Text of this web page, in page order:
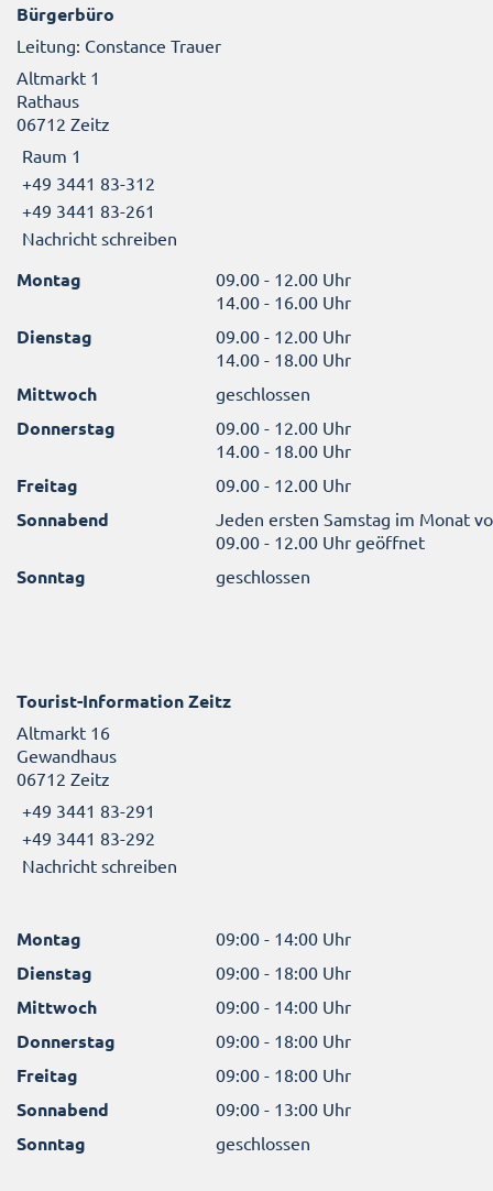
Bürgerbüro
Leitung: Constance Trauer
Altmarkt 1
Rathaus
06712 Zeitz
Raum 1
+49 3441 83-312
+49 3441 83-261
Nachricht schreiben
Montag
09.00 - 12.00 Uhr
14.00 - 16.00 Uhr
Dienstag
09.00 - 12.00 Uhr
14.00 - 18.00 Uhr
Mittwoch geschlossen
Donnerstag
09.00 - 12.00 Uhr
14.00 - 18.00 Uhr
Freitag 09.00 - 12.00 Uhr
Sonnabend
Jeden ersten Samstag im Monat
09.00 - 12.00 Uhr geöffnet
Sonntag geschlossen
Tourist-Information Zeitz
Altmarkt 16
Gewandhaus
06712 Zeitz
+49 3441 83-291
+49 3441 83-292
Nachricht schreiben
Montag 09:00 - 14:00 Uhr
Dienstag 09:00 - 18:00 Uhr
Mittwoch 09:00 - 14:00 Uhr
Donnerstag 09:00 - 18:00 Uhr
Freitag 09:00 - 18:00 Uhr
Sonnabend 09:00 - 13:00 Uhr
Sonntag geschlossen